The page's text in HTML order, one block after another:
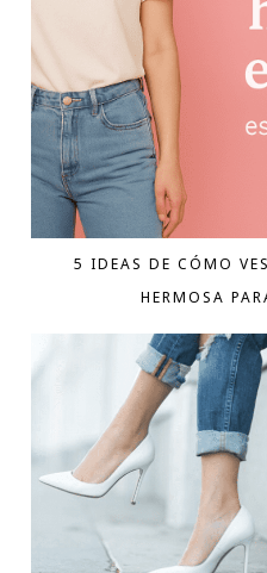
5 IDEAS DE CÓMO
HERMOSA